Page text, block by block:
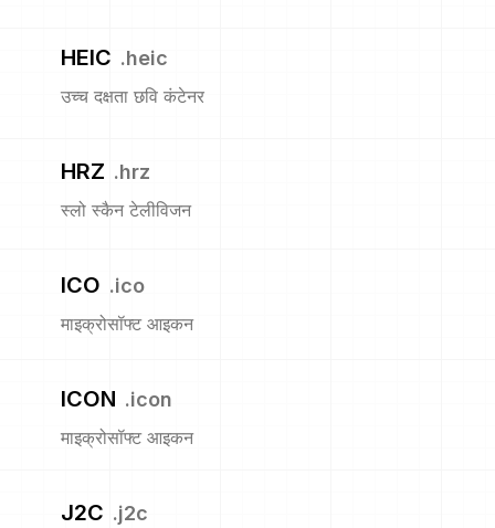
HEIC .heic
उच्च दक्षता छवि कंटेनर
HRZ .hrz
स्लो स्कैन टेलीविजन
ICO .ico
माइक्रोसॉफ्ट आइकन
ICON .icon
माइक्रोसॉफ्ट आइकन
J2C .j2c